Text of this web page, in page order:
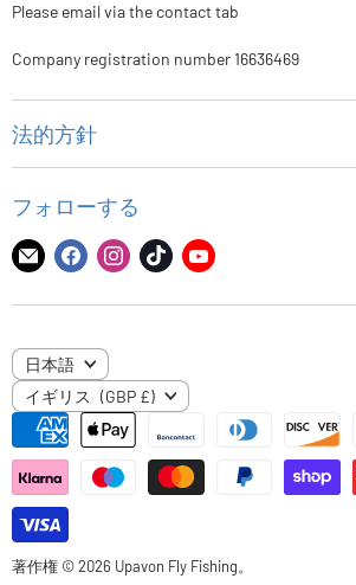
Please email via the contact tab
Company registration number 16636469
法的方針
代金返却方針
配送ポリシー
フォローする
E
ー
で
見
つ
け
て
く
だ
さ
Facebook
見
け
て
く
さ
Instagram
見
て
TikTok
見
て
く
だ
さ
YouTube
見
く
言
語
日本語
国イギリス (GBP £)
著作権 © 2026 Upavon Fly Fishing。